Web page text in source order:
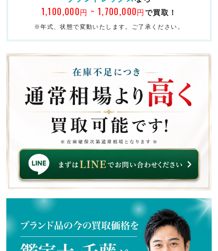
1,100,000円 ~ 1,700,000円で買取！
※年式、状態で変動いたします。ご了承ください。